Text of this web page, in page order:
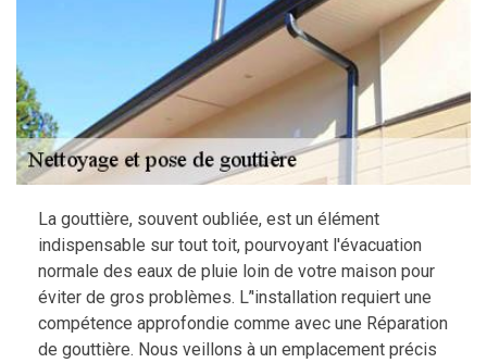
La gouttière, souvent oubliée, est un élément
indispensable sur tout toit, pourvoyant l'évacuation
normale des eaux de pluie loin de votre maison pour
éviter de gros problèmes. L’'installation requiert une
compétence approfondie comme avec une Réparation
de gouttière. Nous veillons à un emplacement précis